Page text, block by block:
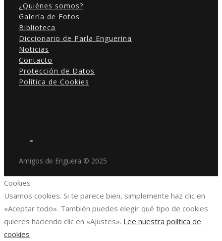
¿Quiénes somos?
Galería de Fotos
Biblioteca
Diccionario de Parla Enguerina
Noticias
Contacto
Protección de Datos
Política de Cookies
Amigos de Enguera © 2025
Cookies
Usamos cookies. Si te parece bien, simplemente haz clic en
«Aceptar todo». También puedes elegir qué tipo de cookies
quieres haciendo clic en «Ajustes». Lee nuestra política de
cookies